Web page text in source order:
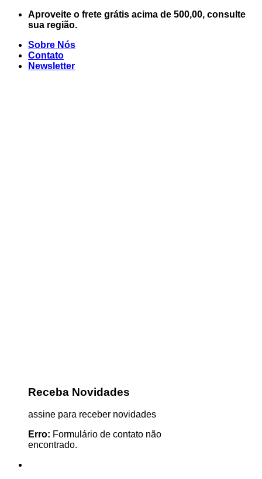
Skip
Aproveite o frete grátis acima de 500,00, consulte
sua região.
Sobre Nós
Contato
Newsletter
Receba Novidades
assine para receber novidades
Erro: Formulário de contato não
encontrado.